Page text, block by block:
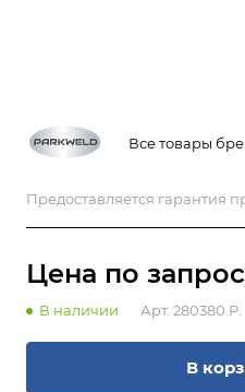
Все товары
Предоставляется гарантия
Цена по запр
В наличии Арт. 280380.P.
В